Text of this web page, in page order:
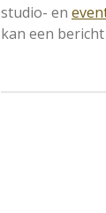
studio- en
kan een